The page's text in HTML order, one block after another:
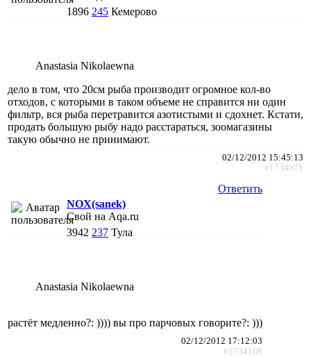
1896 245 Кемерово
Anastasia Nikolaewna
дело в том, что 20см рыба производит огромное кол-во
отходов, с которыми в таком объеме не справится ни один
фильтр, вся рыба перетравится азотистыми и сдохнет. Кстати,
продать большую рыбу надо расстараться, зоомагазины
такую обычно не принимают.
02/12/2012 15:45:13
#1734071
Ответить
NOX(sanek)
Свой на Aqa.ru
3942 237 Тула
Anastasia Nikolaewna
растёт медленно?: )))) вы про парчовых говорите?: )))
02/12/2012 17:12:03
#1734108